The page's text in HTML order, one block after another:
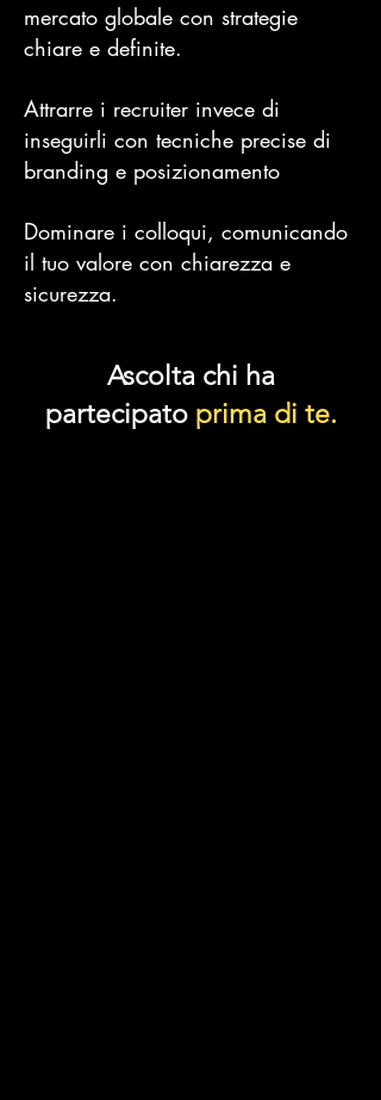
mercato globale con strategie
chiare e definite.
Attrarre i recruiter invece di
inseguirli con tecniche precise di
branding e posizionamento
Dominare i colloqui, comunicando
il tuo valore con chiarezza e
sicurezza.
Ascolta chi ha
partecipato prima di te.